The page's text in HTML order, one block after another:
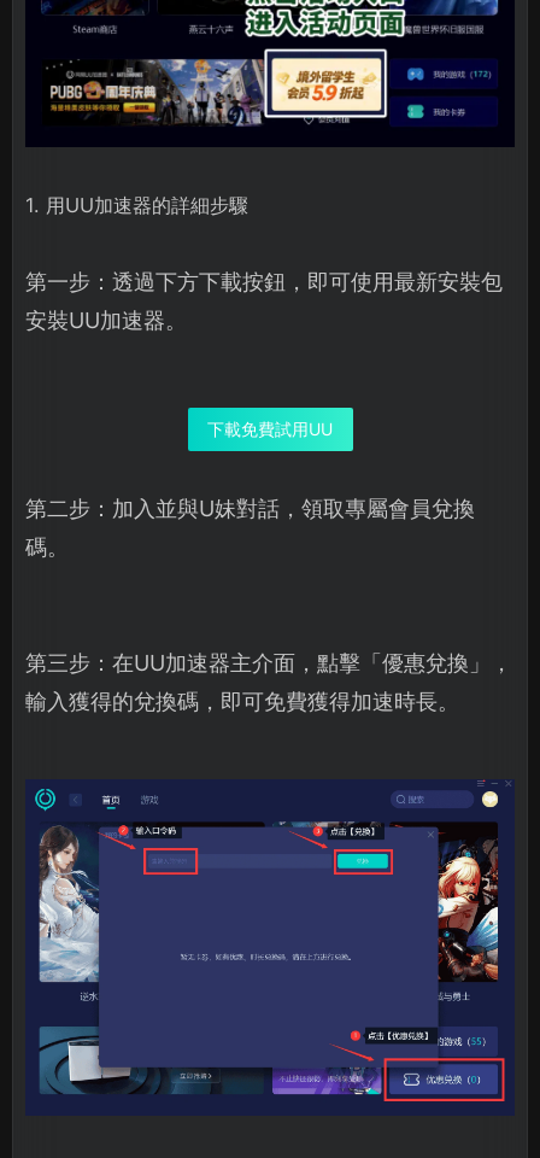
1. 用UU加速器的詳細步驟
第一步：透過下方下載按鈕，即可使用最新安裝包
安裝UU加速器。
下載免費試用UU
第二步：加入並與U妹對話，領取專屬會員兌換
碼。
第三步：在UU加速器主介面，點擊「優惠兌換」，
輸入獲得的兌換碼，即可免費獲得加速時長。